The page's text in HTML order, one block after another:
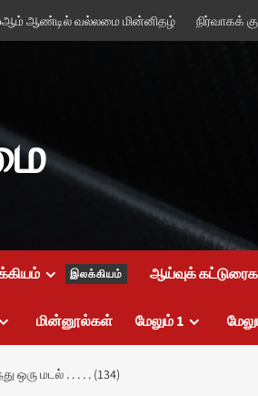
ஆண்டில் வல்லமை மின்னிதழ் நிர்வாகக்
இலக்கியம் ஆய்வுக்
மின்னூல்கள் மேலும் 1
ஒரு மடல் . . . . . (134)